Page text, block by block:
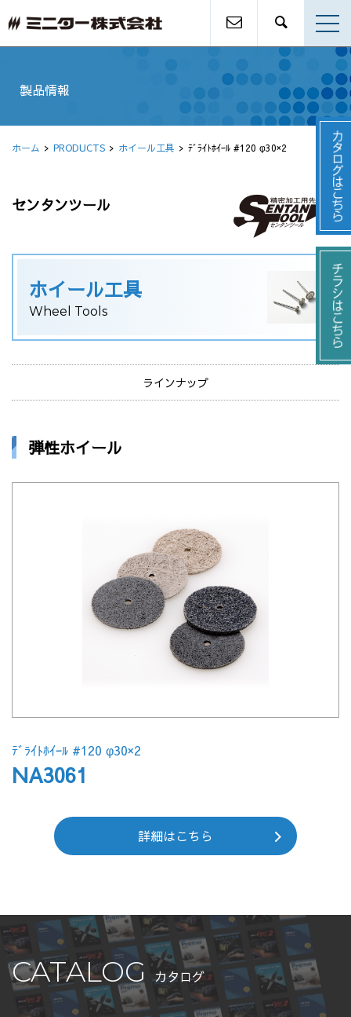
製品情報
ホーム PRODUCTS ホイール工具 ﾃﾞﾗｲﾄﾎｲｰﾙ #120 φ30×2
センタンツール
ホイール工具
Wheel Tools
ラインナップ
弾性ホイール
ﾃﾞﾗｲﾄﾎｲｰﾙ #120 φ30×2
NA3061
詳細はこちら
CATALOG カタログ